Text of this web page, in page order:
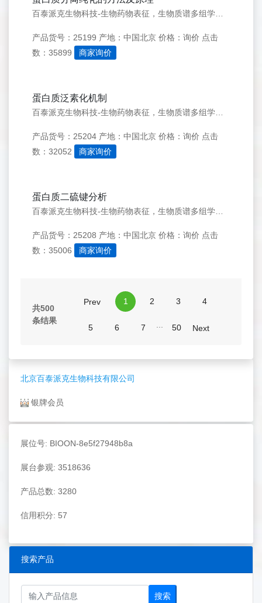
北京百泰派克生物科技有限公司
银牌会员
展位号: BIOON-8e5f27948b8a
展台参观: 3518636
产品总数: 3280
信用积分: 57
搜索产品
搜索
产品货号：25199 产地：中国北京 价格：询价 点击
数：35899
商家询价
蛋白质泛素化机制
产品货号：25204 产地：中国北京 价格：询价 点击
数：32052
商家询价
蛋白质二硫键分析
产品货号：25208 产地：中国北京 价格：询价 点击
数：35006
商家询价
共500
条结果
Prev 1 2 3 4
5 6 7 50 Next